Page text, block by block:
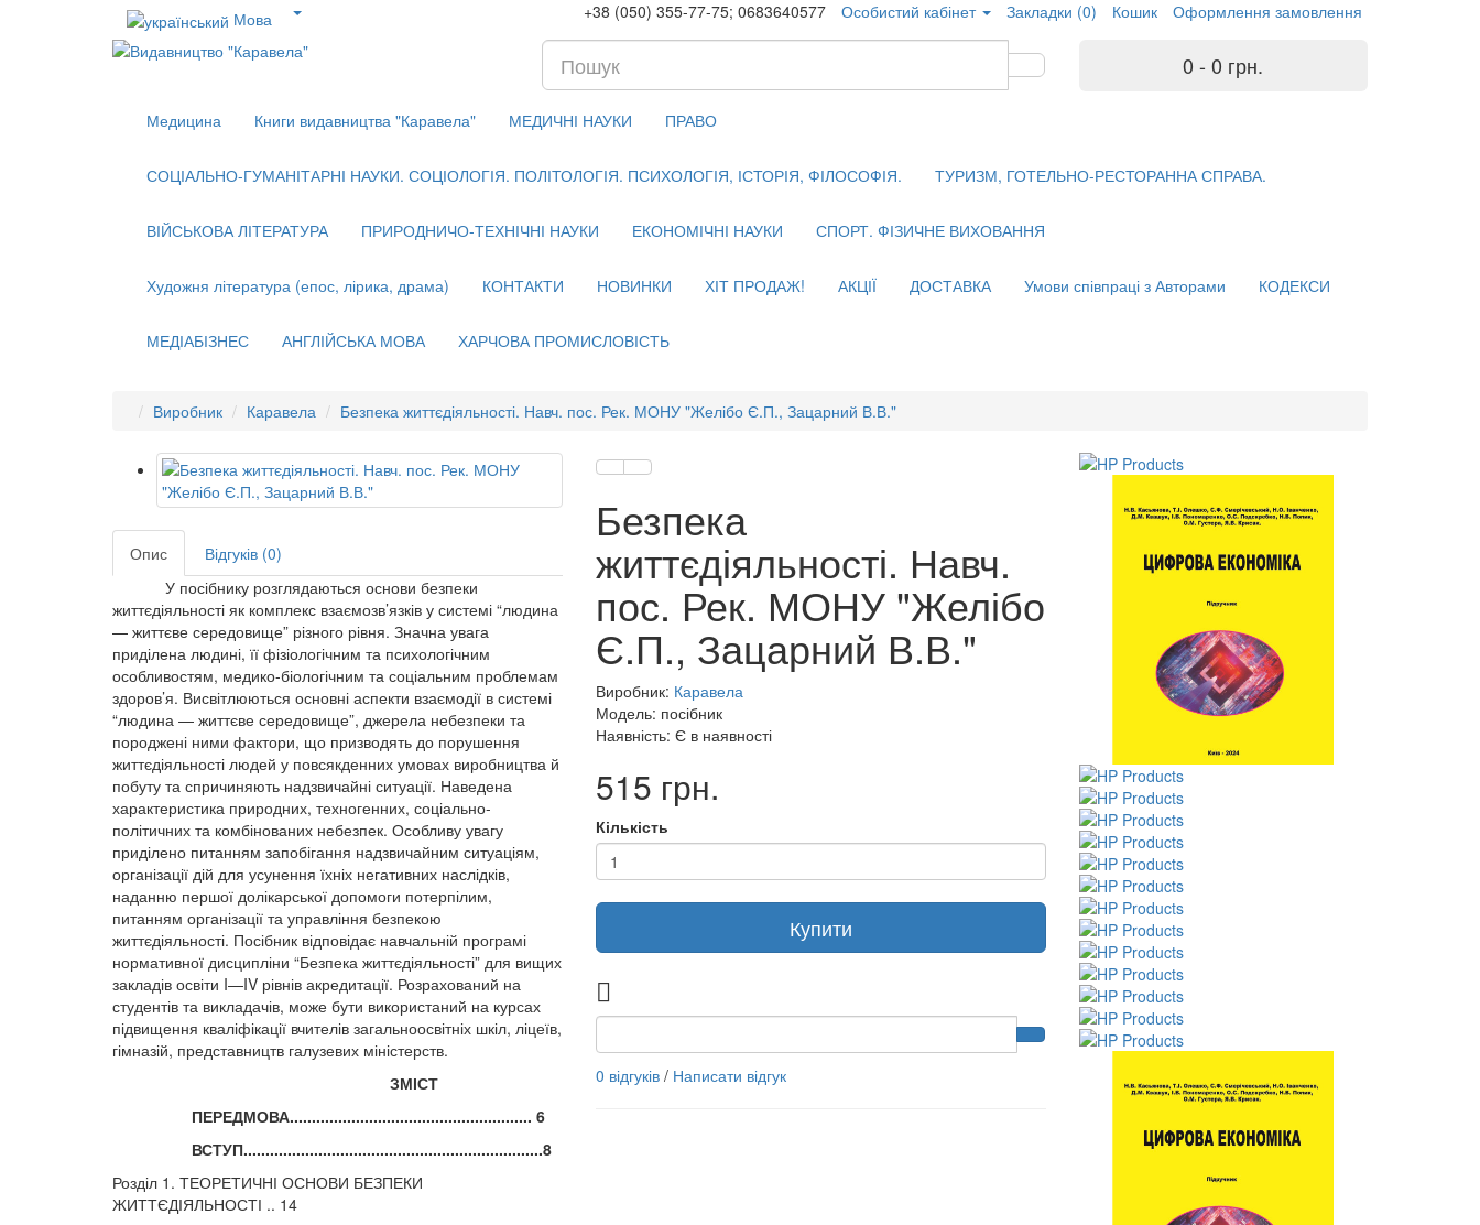
Мова +38 (050) 355-77-75; 0683640577 Особистий кабінет Закладки (0) Кошик Оформлення замовлення
0 - 0 грн.
Медицина Книги видавництва "Каравела" МЕДИЧНІ НАУКИ ПРАВО
СОЦІАЛЬНО-ГУМАНІТАРНІ НАУКИ. СОЦІОЛОГІЯ. ПОЛІТОЛОГІЯ. ПСИХОЛОГІЯ, ІСТОРІЯ, ФІЛОСОФІЯ. ТУРИЗМ, ГОТЕЛЬНО-РЕСТОРАННА СПРАВА.
ВІЙСЬКОВА ЛІТЕРАТУРА ПРИРОДНИЧО-ТЕХНІЧНІ НАУКИ ЕКОНОМІЧНІ НАУКИ СПОРТ. ФІЗИЧНЕ ВИХОВАННЯ
Художня література (епос, лірика, драма) КОНТАКТИ НОВИНКИ ХІТ ПРОДАЖ! АКЦІЇ ДОСТАВКА Умови співпраці з Авторами КОДЕКСИ
МЕДІАБІЗНЕС АНГЛІЙСЬКА МОВА ХАРЧОВА ПРОМИСЛОВІСТЬ
Виробник Каравела Безпека життєдіяльності. Навч. пос. Рек. МОНУ "Желібо Є.П., Зацарний В.В."
Опис
Відгуків (0)
У посібнику розглядаються основи безпеки
життєдіяльності як комплекс взаємозв’язків у системі “людина
— життєве середовище” різного рівня. Значна увага
приділена людині, її фізіологічним та психологічним
особливостям, медико-біологічним та соціальним проблемам
здоров’я. Висвітлюються основні аспекти взаємодії в системі
“людина — життєве середовище”, джерела небезпеки та
породжені ними фактори, що призводять до порушення
життєдіяльності людей у повсякденних умовах виробництва й
побуту та спричиняють надзвичайні ситуації. Наведена
характеристика природних, техногенних, соціально-
політичних та комбінованих небезпек. Особливу увагу
приділено питанням запобігання надзвичайним ситуаціям,
організації дій для усунення їхніх негативних наслідків,
наданню першої долікарської допомоги потерпілим,
питанням організації та управління безпекою
життєдіяльності. Посібник відповідає навчальній програмі
нормативної дисципліни “Безпека життєдіяльності” для вищих
закладів освіти I—IV рівнів акредитації. Розрахований на
студентів та викладачів, може бути використаний на курсах
підвищення кваліфікації вчителів загальноосвітніх шкіл, ліцеїв,
гімназій, представництв галузевих міністерств.
ЗМІСТ
ПЕРЕДМОВА....................................................... 6
ВСТУП....................................................................8
Розділ 1. ТЕОРЕТИЧНІ ОСНОВИ БЕЗПЕКИ
ЖИТТЄДІЯЛЬНОСТІ .. 14
Безпека
життєдіяльності. Навч.
пос. Рек. МОНУ "Желібо
Є.П., Зацарний В.В."
Виробник: Каравела
Модель: посібник
Наявність: Є в наявності
515 грн.
Кількість
Купити
0 відгуків/ Написати відгук